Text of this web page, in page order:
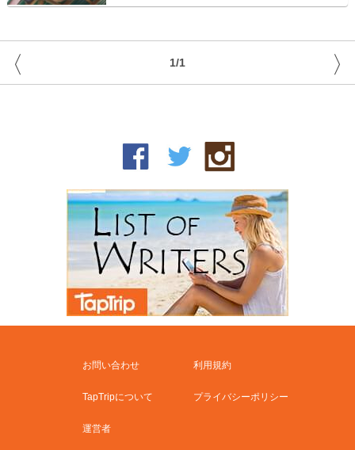
1/1
〈 〉
お問い合わせ 利用規約
TapTripについて プライバシーポリシー
運営者